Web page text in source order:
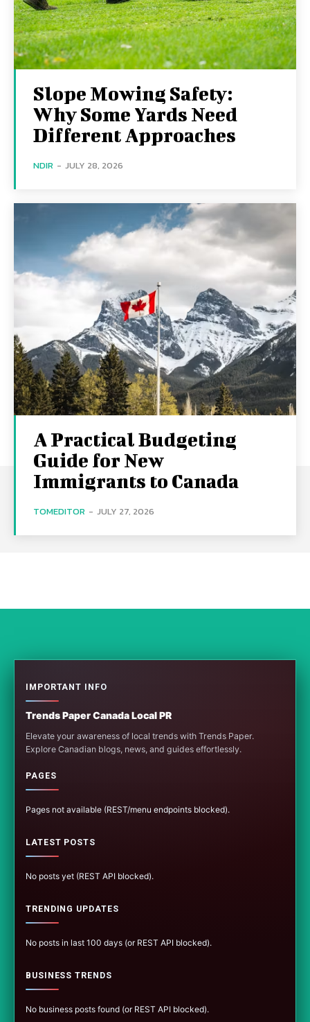
Slope Mowing Safety:
Why Some Yards Need
Different Approaches
NDIR - JULY 28, 2026
A Practical Budgeting
Guide for New
Immigrants to Canada
TOMEDITOR - JULY 27, 2026
IMPORTANT INFO
Trends Paper Canada Local PR
Elevate your awareness of local trends with Trends Paper.
Explore Canadian blogs, news, and guides effortlessly.
PAGES
Pages not available (REST/menu endpoints blocked).
LATEST POSTS
No posts yet (REST API blocked).
TRENDING UPDATES
No posts in last 100 days (or REST API blocked).
BUSINESS TRENDS
No business posts found (or REST API blocked).